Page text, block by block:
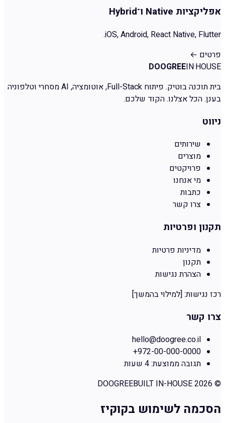
אפליקציות Native ו־Hybrid
iOS, Android, React Native, Flutter.
פרטים ←
DOOGREEIN·HOUSE
בית תוכנה בוטיק. פיתוח Full-Stack, אוטומציה, AI מסחרי וטלפוניה
בענן. הכל אצלנו. הקוד שלכם.
ניווט
שירותים
מוצרים
פרויקטים
מי אנחנו
כתבות
צרו קשר
תקנון ופרטיות
מדיניות פרטיות
תקנון
הצהרת נגישות
רכז נגישות: [למילוי בהמשך]
צרו קשר
hello@doogree.co.il
+972-00-000-0000
תגובה ממוצעת:4 שעות
©
2026
DOOGREEBUILT IN-HOUSE
הסכמה לשימוש בקוקיז